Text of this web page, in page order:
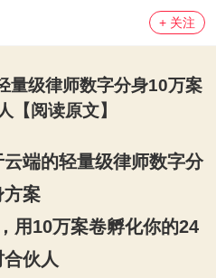
+ 关注
量级律师数字分身10万案
【阅读原文】
端的轻量级律师数字分
方案
用10万案卷孵化你的24
伙人